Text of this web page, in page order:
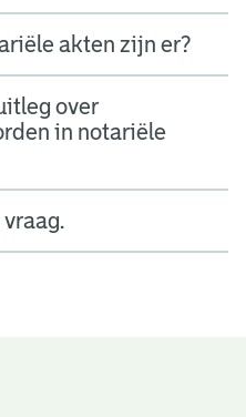
akten zijn er?
over
in notariële